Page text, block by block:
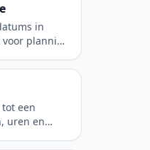
in
planning
een
uren en